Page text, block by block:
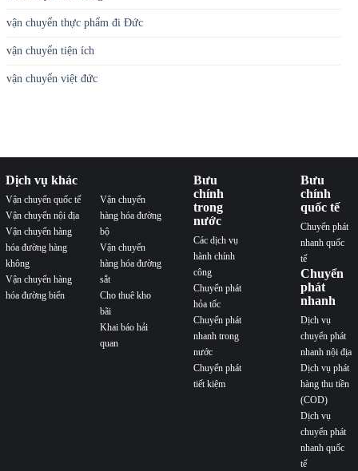
vận chuyển thực phẩm đi Đức
vận chuyển tiện ích
vận chuyển việt đức
Dịch vụ khác
Vận chuyển quốc tế
Vận chuyển nội địa
Vận chuyển hàng
hóa đường hàng
không
Vận chuyển hàng
hóa đường biển
Vận chuyển
hàng hóa đường
bộ
Vận chuyển
hàng hóa đường
sắt
Cho thuê kho
bãi
Khai báo hải
quan
Bưu
chính
trong
nước
Các dịch vụ
hành chính
công
Chuyển phát
hỏa tốc
Chuyển phát
nhanh trong
nước
Chuyển phát
tiết kiệm
Bưu
chính
quốc tế
Chuyển phát
nhanh quốc
tế
Chuyển
phát
nhanh
Dịch vụ
chuyển phát
nhanh nội địa
Dịch vụ phát
hàng thu tiền
(COD)
Dịch vụ
chuyển phát
nhanh quốc
tế